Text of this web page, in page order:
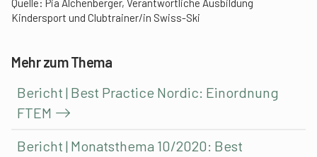
Quelle: Pia Alchenberger, Verantwortliche Ausbildung
Kindersport und Clubtrainer/in Swiss-Ski
Mehr zum Thema
Bericht | Best Practice Nordic: Einordnung
FTEM
Bericht | Monatsthema 10/2020: Best